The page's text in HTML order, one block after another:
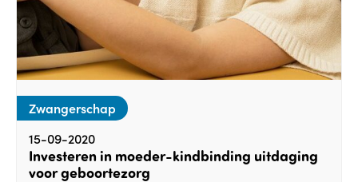
Zwangerschap
15-09-2020
Investeren in moeder-kindbinding uitdaging
voor geboortezorg